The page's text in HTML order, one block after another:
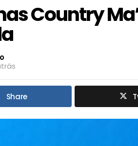
Country
Share